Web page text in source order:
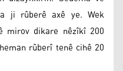
ji rûberê axê ye. Wek
mirov dikare nêzîkî 200
rûberî tenê cihê 20